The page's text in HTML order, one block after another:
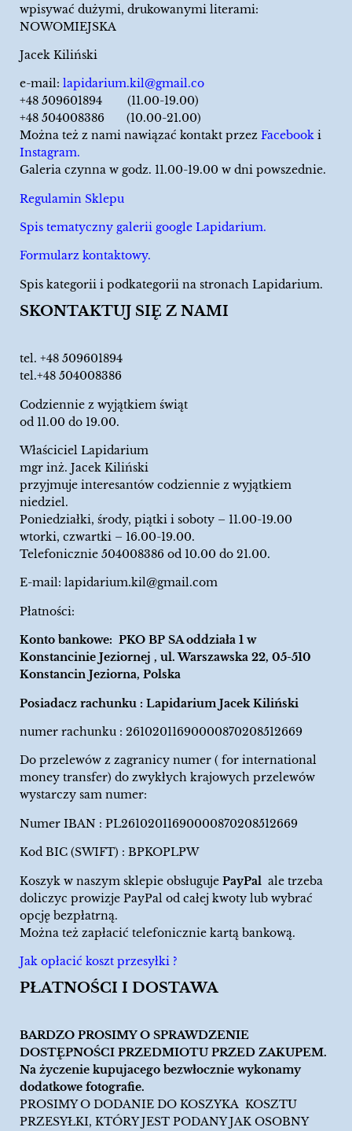
wpisywać dużymi, drukowanymi literami:
NOWOMIEJSKA
Jacek Kiliński
e-mail: lapidarium.kil@gmail.co
+48 509601894 (11.00-19.00)
+48 504008386 (10.00-21.00)
Można też z nami nawiązać kontakt przez Facebook i
Instagram.
Galeria czynna w godz. 11.00-19.00 w dni powszednie.
Regulamin Sklepu
Spis tematyczny galerii google Lapidarium.
Formularz kontaktowy.
Spis kategorii i podkategorii na stronach Lapidarium.
SKONTAKTUJ SIĘ Z NAMI
tel. +48 509601894
tel.+48 504008386
Codziennie z wyjątkiem świąt
od 11.00 do 19.00.
Właściciel Lapidarium
mgr inż. Jacek Kiliński
przyjmuje interesantów codziennie z wyjątkiem
niedziel.
Poniedziałki, środy, piątki i soboty – 11.00-19.00
wtorki, czwartki – 16.00-19.00.
Telefonicznie 504008386 od 10.00 do 21.00.
E-mail: lapidarium.kil@gmail.com
Płatności:
Konto bankowe: PKO BP SA oddziała 1 w
Konstancinie Jeziornej , ul. Warszawska 22, 05-510
Konstancin Jeziorna, Polska
Posiadacz rachunku : Lapidarium Jacek Kiliński
numer rachunku : 26102011690000870208512669
Do przelewów z zagranicy numer ( for international
money transfer) do zwykłych krajowych przelewów
wystarczy sam numer:
Numer IBAN : PL26102011690000870208512669
Kod BIC (SWIFT) : BPKOPLPW
Koszyk w naszym sklepie obsługuje PayPal ale trzeba
doliczyc prowizje PayPal od całej kwoty lub wybrać
opcję bezpłatrną.
Można też zapłacić telefonicznie kartą bankową.
Jak opłacić koszt przesyłki ?
PŁATNOŚCI I DOSTAWA
BARDZO PROSIMY O SPRAWDZENIE
DOSTĘPNOŚCI PRZEDMIOTU PRZED ZAKUPEM.
Na życzenie kupujacego bezwłocznie wykonamy
dodatkowe fotografie.
PROSIMY O DODANIE DO KOSZYKA KOSZTU
PRZESYŁKI, KTÓRY JEST PODANY JAK OSOBNY